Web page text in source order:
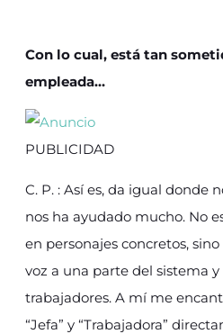
Con lo cual, está tan
empleada…
PUBLICIDAD
C. P. : Así es, da igual donde
nos ha ayudado mucho. No
en personajes concretos,
voz a una parte del sistema
trabajadores. A mí me
“Jefa” y “Trabajadora”